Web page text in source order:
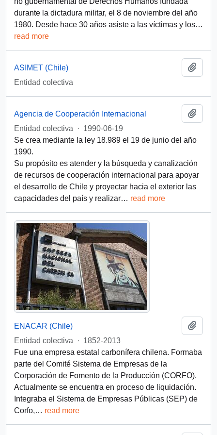
durante la dictadura militar, el 8 de noviembre del año
1980. Desde hace 30 años asiste a las víctimas y los…
read more
ASIMET (Chile)
Entidad colectiva
Agencia de Cooperación Internacional
Entidad colectiva
· 1990-06-19
Se crea mediante la ley 18.989 el 19 de junio del año
1990.
Su propósito es atender y la búsqueda y canalización
de recursos de cooperación internacional para apoyar
el desarrollo de Chile y proyectar hacia el exterior las
capacidades del país y realizar… read more
ENACAR (Chile)
Entidad colectiva
· 1852-2013
Fue una empresa estatal carbonífera chilena. Formaba
parte del Comité Sistema de Empresas de la
Corporación de Fomento de la Producción (CORFO).
Actualmente se encuentra en proceso de liquidación.
Integraba el Sistema de Empresas Públicas (SEP) de
Corfo,… read more